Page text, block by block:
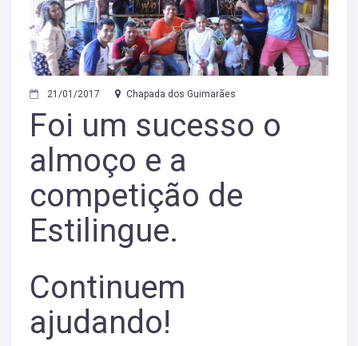
21/01/2017 Chapada dos Guimarães
Foi um sucesso o
almoço e a
competição de
Estilingue.
Continuem
ajudando!